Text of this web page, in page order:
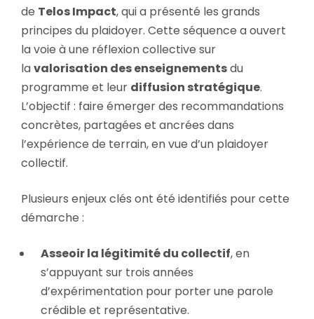
de Telos Impact, qui a présenté les grands
principes du plaidoyer. Cette séquence a ouvert
la voie à une réflexion collective sur
lavalorisation des enseignementsdu
programme et leur diffusion stratégique.
L’objectif : faire émerger des recommandations
concrètes, partagées et ancrées dans
l’expérience de terrain, en vue d’un plaidoyer
collectif.
Plusieurs enjeux clés ont été identifiés pour cette
démarche :
Asseoir la légitimité du collectif, en
s’appuyant sur trois années
d’expérimentation pour porter une parole
crédible et représentative.